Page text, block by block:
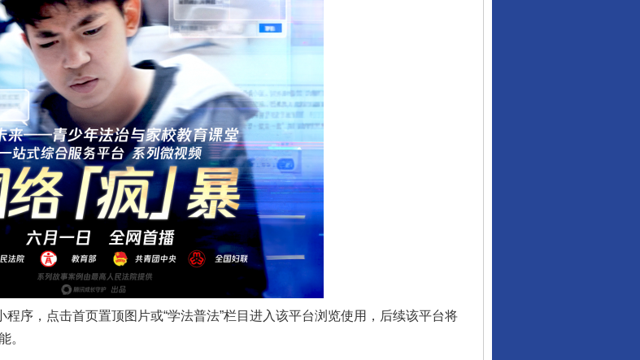
序，点击首页置顶图片或“学法普法”栏目进入该平台浏览使用，后续该平台将
。
一批国家标准开始实施 从数据变化看反腐深化